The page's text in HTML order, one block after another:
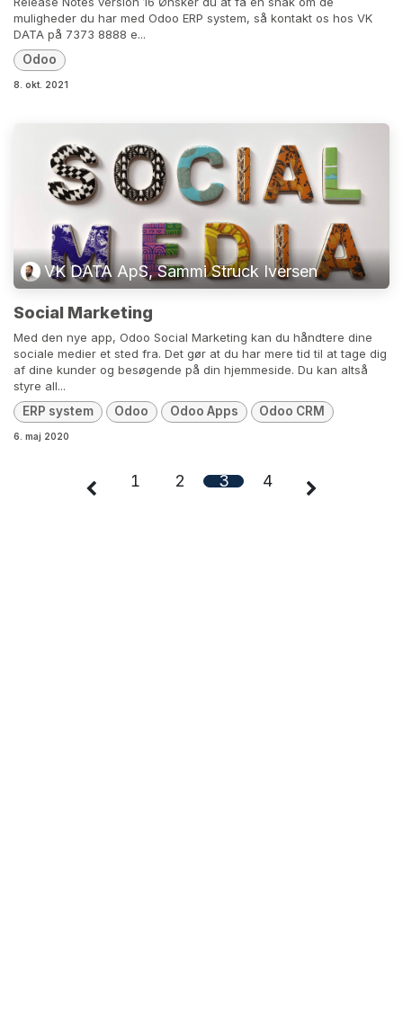
muligheder du har med Odoo ERP system, så kontakt os hos VK
DATA på 7373 8888 e...
Odoo
8. okt. 2021
VK DATA ApS, Sammi Struck Iversen
Social Marketing
Med den nye app, Odoo Social Marketing kan du håndtere dine
sociale medier et sted fra. Det gør at du har mere tid til at tage dig
af dine kunder og besøgende på din hjemmeside. Du kan altså
styre all...
ERP system
Odoo Odoo Apps Odoo CRM
6. maj 2020
1 2 3 4